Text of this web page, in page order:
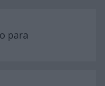
para